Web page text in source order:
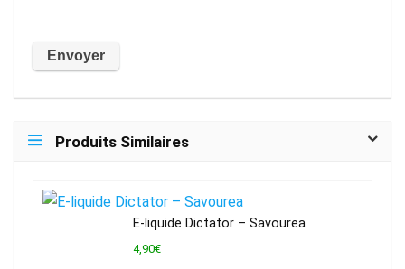
Produits Similaires
E-liquide Dictator – Savourea
4,90€